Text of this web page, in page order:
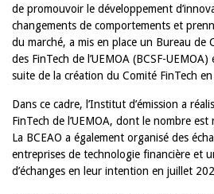
de promouvoir le développement
changements de comportements et
du marché, a mis en place un Bureau de
des FinTech de l’UEMOA (BCSF-
suite de la création du Comité FinTech
Dans ce cadre, l’Institut d’émission a
FinTech de l’UEMOA, dont le nombre
La BCEAO a également organisé des
entreprises de technologie financière et
d’échanges en leur intention en juillet